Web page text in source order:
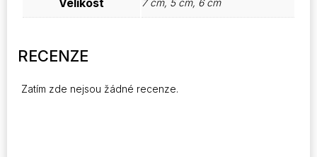
Velikost 7 cm, 5 cm, 6 cm
RECENZE
Zatím zde nejsou žádné recenze.